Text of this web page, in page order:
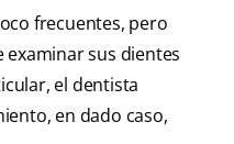
frecuentes, pero
sus dientes
el dentista
en dado caso,